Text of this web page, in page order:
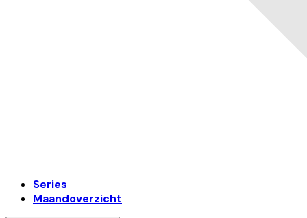
Series
Maandoverzicht